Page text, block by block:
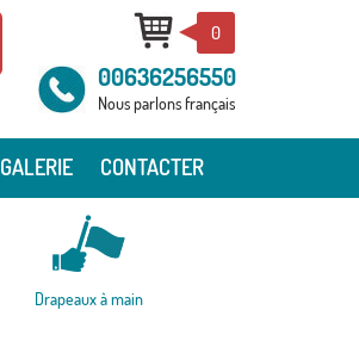
0
00636256550
Nous parlons français
GALERIE CONTACTER
Drapeaux à main